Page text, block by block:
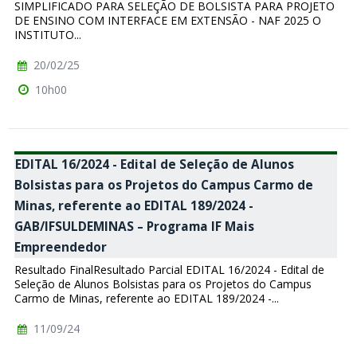
SIMPLIFICADO PARA SELEÇÃO DE BOLSISTA PARA PROJETO
DE ENSINO COM INTERFACE EM EXTENSÃO - NAF 2025 O
INSTITUTO...
20/02/25
10h00
EDITAL 16/2024 - Edital de Seleção de Alunos
Bolsistas para os Projetos do Campus Carmo de
Minas, referente ao EDITAL 189/2024 -
GAB/IFSULDEMINAS – Programa IF Mais
Empreendedor
Resultado FinalResultado Parcial EDITAL 16/2024 - Edital de
Seleção de Alunos Bolsistas para os Projetos do Campus
Carmo de Minas, referente ao EDITAL 189/2024 -...
11/09/24